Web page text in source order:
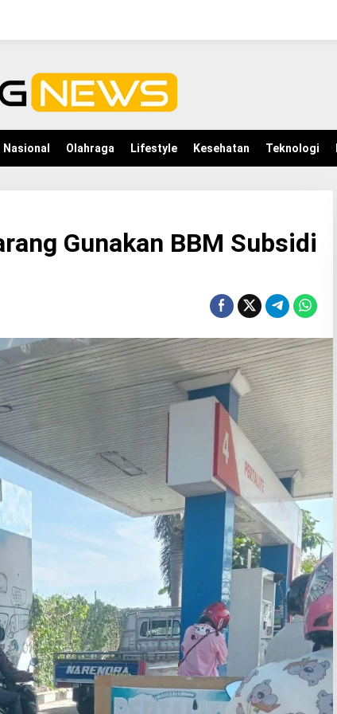
Nasional Olahraga Lifestyle Kesehatan Teknologi
Gunakan BBM Subsidi